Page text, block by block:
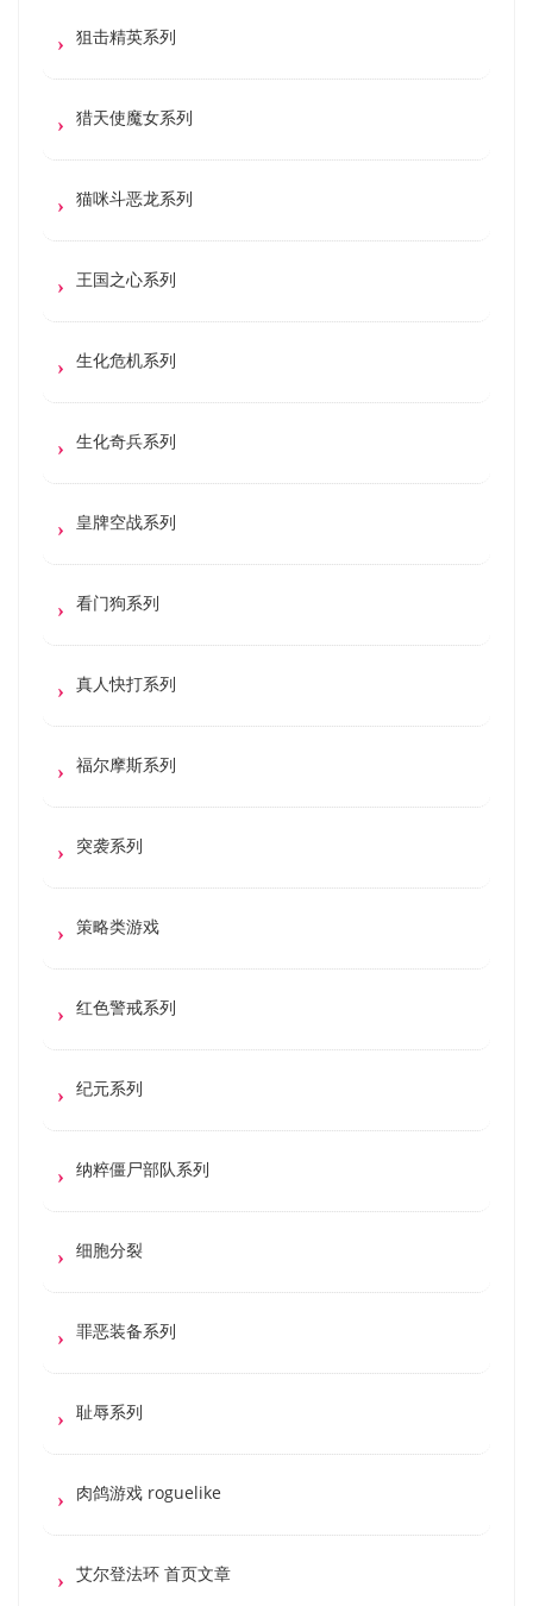
狙击精英系列
猎天使魔女系列
猫咪斗恶龙系列
王国之心系列
生化危机系列
生化奇兵系列
皇牌空战系列
看门狗系列
真人快打系列
福尔摩斯系列
突袭系列
策略类游戏
红色警戒系列
纪元系列
纳粹僵尸部队系列
细胞分裂
罪恶装备系列
耻辱系列
肉鸽游戏 roguelike
艾尔登法环 首页文章